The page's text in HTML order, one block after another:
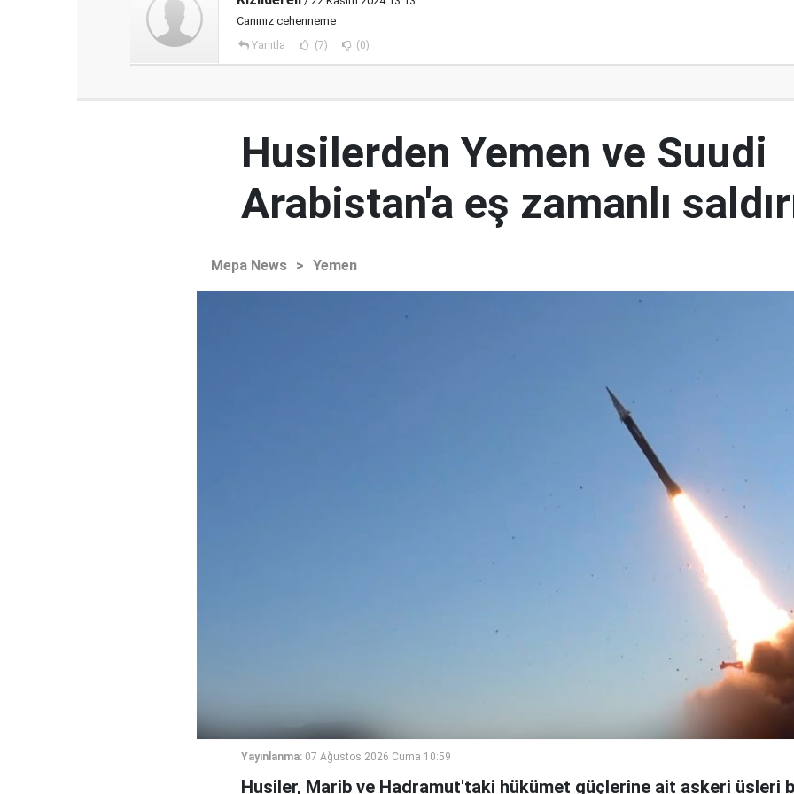
Canınız cehenneme
Yanıtla (7) (0)
Husilerden Yemen ve Suudi
Arabistan'a eş zamanlı
Mepa News > Yemen
Yayınlanma: 07 Ağustos 2026 Cuma 10:59
Husiler, Marib ve Hadramut'taki hükümet güçlerine ait askeri üsleri